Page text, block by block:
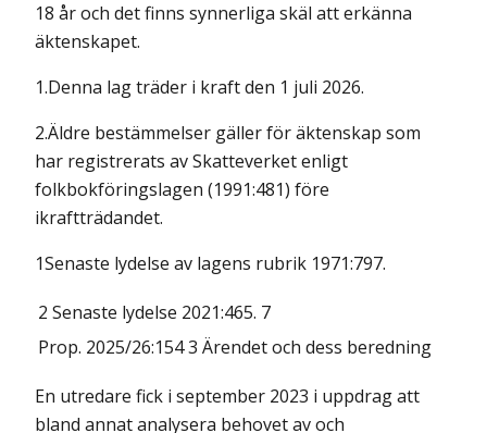
18 år och det finns synnerliga skäl att erkänna
äktenskapet.
1.Denna lag träder i kraft den 1 juli 2026.
2.Äldre bestämmelser gäller för äktenskap som
har registrerats av Skatteverket enligt
folkbokföringslagen (1991:481) före
ikraftträdandet.
1Senaste lydelse av lagens rubrik 1971:797.
2 Senaste lydelse 2021:465. 7
Prop. 2025/26:154 3 Ärendet och dess beredning
En utredare fick i september 2023 i uppdrag att
bland annat analysera behovet av och